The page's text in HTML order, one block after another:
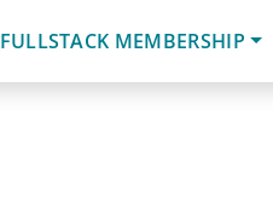
FULLSTACK MEMBERSHIP